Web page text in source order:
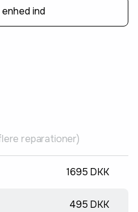
ind
reparationer)
1695 DKK
495 DKK